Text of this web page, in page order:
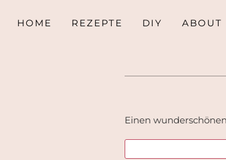
HOME REZEPTE DIY ABOUT
Einen